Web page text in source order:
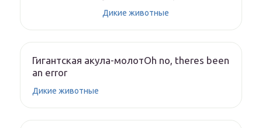
Дикие животные
Гигантская акула-молотOh no, theres been
an error
Дикие животные